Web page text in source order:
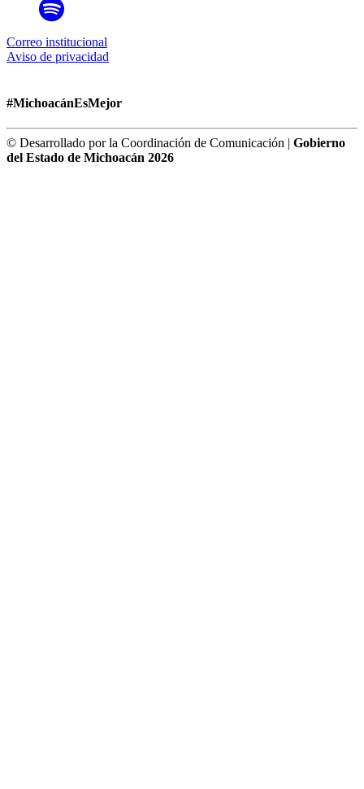
Correo institucional
Aviso de privacidad
#MichoacánEsMejor
© Desarrollado por la Coordinación de Comunicación | Gobierno
del Estado de Michoacán 2026